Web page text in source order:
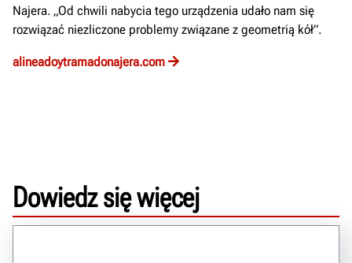
Najera. „Od chwili nabycia tego urządzenia udało nam się
rozwiązać niezliczone problemy związane z geometrią kół”.
alineadoytramadonajera.com
Dowiedz się więcej